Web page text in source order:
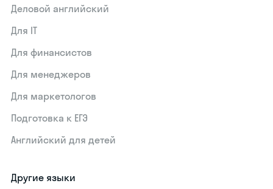
Деловой английский
Для IT
Для финансистов
Для менеджеров
Для маркетологов
Подготовка к ЕГЭ
Английский для детей
Другие языки